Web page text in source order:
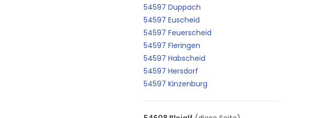
54597 Duppach
54597 Euscheid
54597 Feuerscheid
54597 Fleringen
54597 Habscheid
54597 Hersdorf
54597 Kinzenburg